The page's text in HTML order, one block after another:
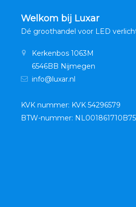
Welkom bij Luxar
Dé groothandel voor LED
Kerkenbos 1063M
6546BB Nijmegen
info@luxar.nl
KVK nummer: KVK 54296579
BTW-nummer: NL001861710B75